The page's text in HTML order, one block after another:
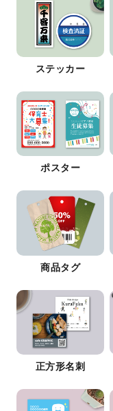
ステッカー
ポスター
商品タグ
正方形名刺